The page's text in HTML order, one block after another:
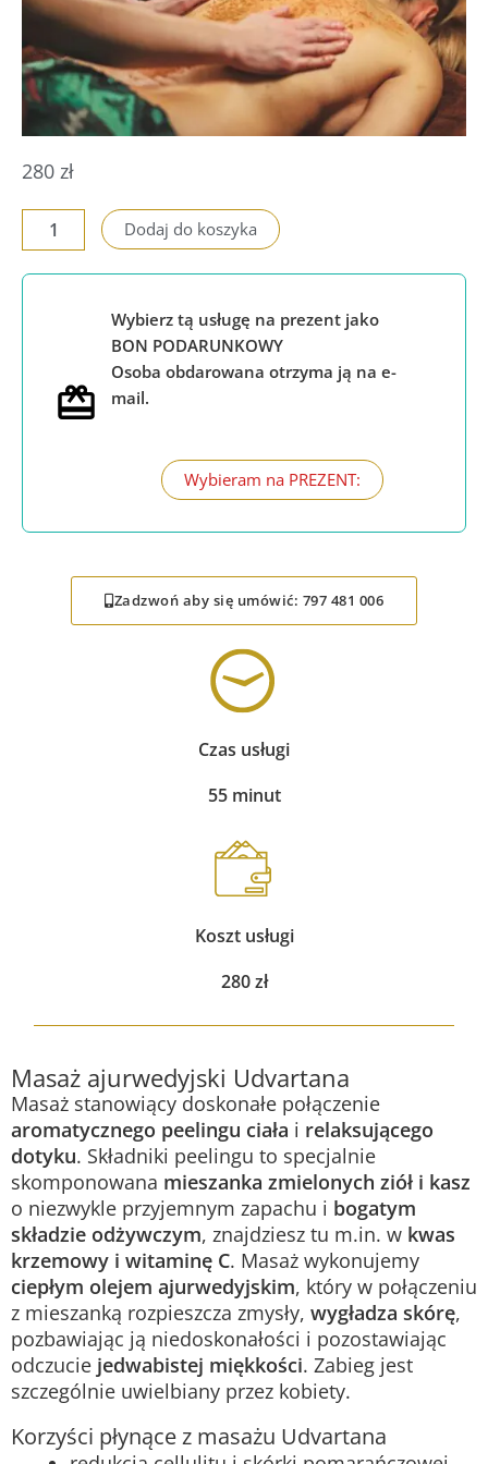
280 zł
ilość
Masaż
ajurwedyjski
Dodaj do koszyka
Wybierz tą usługę na prezent jako
BON PODARUNKOWY
Osoba obdarowana otrzyma ją na e-
mail.
Wybieram na PREZENT:
Zadzwoń aby się umówić: 797 481 006
Czas usługi
55 minut
Koszt usługi
280zł
Masaż ajurwedyjski Udvartana
Masaż stanowiący doskonałe połączenie
aromatycznego peelingu ciała i relaksującego
dotyku. Składniki peelingu to specjalnie
skomponowana mieszanka zmielonych ziół i kasz
o niezwykle przyjemnym zapachu i bogatym
składzie odżywczym, znajdziesz tu m.in. w kwas
krzemowy i witaminę C. Masaż wykonujemy
ciepłym olejem ajurwedyjskim, który w połączeniu
z mieszanką rozpieszcza zmysły, wygładza skórę,
pozbawiając ją niedoskonałości i pozostawiając
odczucie jedwabistej miękkości. Zabieg jest
szczególnie uwielbiany przez kobiety.
Korzyści płynące z masażu Udvartana